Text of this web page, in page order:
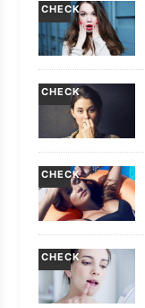
CHECK
CHECK
CHECK
CHECK